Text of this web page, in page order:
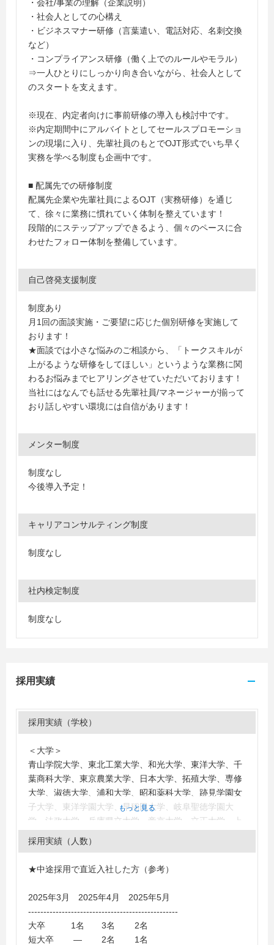
・会社/事業の理解（企業説明）
・社会人としての心構え
・ビジネスマナー研修（言葉遣い、電話対応、名刺交換
など）
・コンプライアンス研修（働く上でのルールやモラル）
⇒一人ひとりにしっかり向き合いながら、社会人として
のスタートを支えます。
※現在、内定者向けに事前研修の導入も検討中です。
※内定期間中にアルバイトとしてセールスプロモーショ
ンの現場に入り、先輩社員のもとでOJT形式でいち早く
実務を学べる制度も企画中です。
■ 配属先での研修制度
配属先企業や先輩社員によるOJT（実務研修）を通じ
て、徐々に業務に慣れていく体制を整えています！
段階的にステップアップできるよう、個々のペースに合
わせたフォロー体制を整備しています。
自己啓発支援制度
制度あり
月1回の面談実施・ご要望に応じた個別研修を実施して
おります！
★面談では小さな悩みのご相談から、「トークスキルが
上がるような研修をしてほしい」というような業務に関
わるお悩みまでヒアリングさせていただいております！
当社にはなんでも話せる先輩社員/マネージャーが揃って
おり話しやすい環境には自信があります！
メンター制度
制度なし
今後導入予定！
キャリアコンサルティング制度
制度なし
社内検定制度
制度なし
採用実績
採用実績（学校）
＜大学＞
青山学院大学、東北工業大学、和光大学、東洋大学、千
葉商科大学、東京農業大学、日本大学、拓殖大学、専修
大学、淑徳大学、浦和大学、昭和薬科大学、跡見学園女
子大学、東洋学園大学、早稲田大学、岐阜聖徳学園大
学、法政大学、兵庫県立大学、帝京大学、立正大学、上
智大学、駒澤大学、東京家政学院大学、東京経済大学、
國學院大學、獨協大学、神奈川大学、東海大学、福岡教
育大学、関東学院大学、龍谷大学、茨城大学、国士舘大
学、駒沢女子大学、共立女子大学、フェリス女学院大
宇都宮短期大学、富山短期大学、東京豊島ＩＴ医療福祉
専門学校、札幌観光ブライダル・製菓専門学校、宇都宮
もっと見る
採用実績（人数）
★中途採用で直近入社した方（参考）
2025年3月 2025年4月 2025年5月
-------------------------------------------------
大卒 1名 3名 2名
短大卒 ― 2名 1名